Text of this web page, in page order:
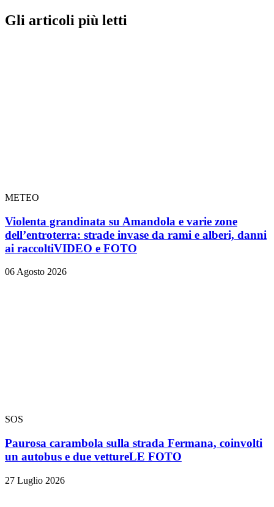
Gli articoli più letti
METEO
Violenta grandinata su Amandola e varie zone
dell’entroterra: strade invase da rami e alberi, danni
ai raccoltiVIDEO e FOTO
06 Agosto 2026
SOS
Paurosa carambola sulla strada Fermana, coinvolti
un autobus e due vettureLE FOTO
27 Luglio 2026